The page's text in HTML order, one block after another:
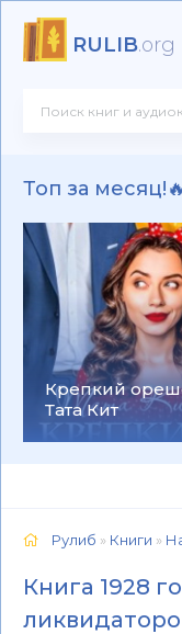
RULIB.org
Топ за месяц!🔥
Крепкий
Тата Кит
Рулиб » Книги »
Книга 1928